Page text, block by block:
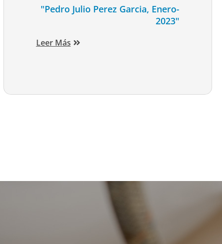
"Pedro Julio Perez Garcia, Enero-
2023"
Leer Más